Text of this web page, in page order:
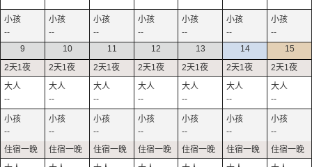
-- -- -- -- -- --
--
9
--
--
10
--
--
11
--
--
12
--
--
13
--
--
14
--
--
15
--
--